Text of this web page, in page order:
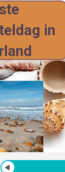
in